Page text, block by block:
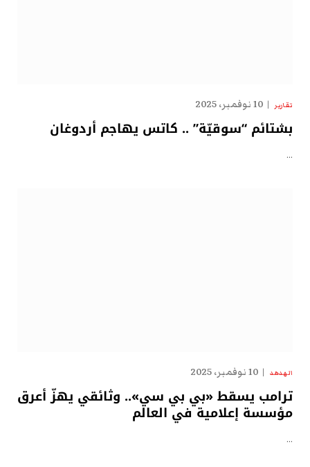
تقارير 10 نوفمبر، 2025
بشتائم “سوقيّة” .. كاتس يهاجم أردوغان
…
الهدهد 10 نوفمبر، 2025
ترامب يسقط «بي بي سي».. وثائقي يهزّ أعرق
مؤسسة إعلامية في العالم
…